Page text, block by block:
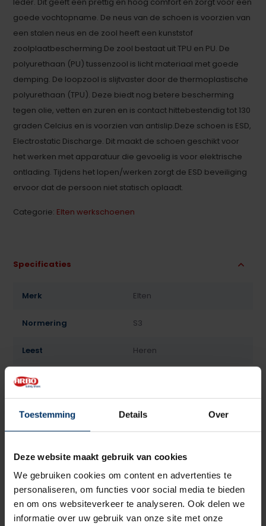
Toestemming Details Over
Deze website maakt gebruik van cookies
We gebruiken cookies om content en advertenties te
personaliseren, om functies voor social media te bieden
en om ons websiteverkeer te analyseren. Ook delen we
informatie over uw gebruik van onze site met onze
goede vochtopname. De neus van de schoen is voorzien van
een stalen neus en de zool heeft een kunststof
zoolplaatbescherming.De zool bestaat uit TPU en PU. De
polyurethaan (PU) tussenzool is licht materiaal met goede
demping. De loopzool is slijtvaster door de thermoplastische
polyurethaan (TPU). Deze biedt nog betere bescherming
tegen olie, vetten en zuren en is contact hittebestendig tot 130
graden Celcius en is voorzien van antislip.Deze schoen is ESD,
Electrostatic Discharge. Dit maakt de schoen geschikt voor
het werken met apparatuur die gevoelig is voor elektrische
ontlading. Tijdens het lopen/werken zorgt de ESD beveiliging
ervoor dat de persoon niet statisch oplaadt.
Categorie: Elten werkschoenen
Specificaties
Merk Elten
Normering S3
Leest Heren
Model
Bovenmateriaal Leder, Textiel
Voering Textiel
Neusbeveiliging Staal
Zoolbeveiliging Kunststof